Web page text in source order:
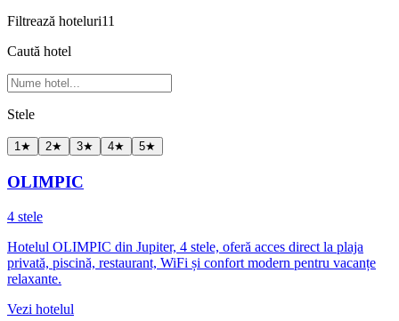
Filtrează hoteluri11
Caută hotel
Stele
1★ 2★ 3★ 4★ 5★
OLIMPIC
4 stele
Hotelul OLIMPIC din Jupiter, 4 stele, oferă acces direct la plaja
privată, piscină, restaurant, WiFi și confort modern pentru vacanțe
relaxante.
Vezi hotelul